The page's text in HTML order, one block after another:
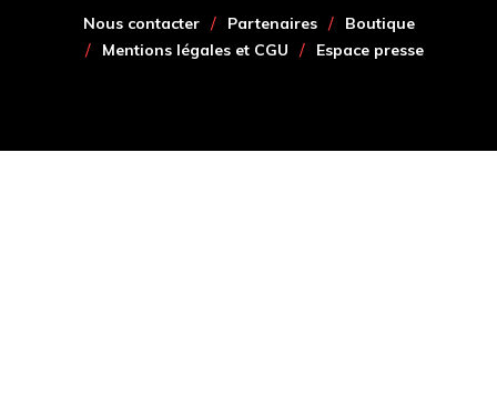
Nous contacter Partenaires
Boutique
Mentions légales et CGU
Espace presse